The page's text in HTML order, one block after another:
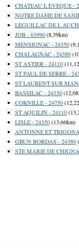
CHATEAU L EVEQUE -
NOTRE DAME DE
LEGUILLAC DE L
JOB - 63990(8,39km)
MENSIGNAC - 24350
CHALAGNAC - 24380
ST ASTIER - 24110
ST PAUL DE SERRE -
ST LAURENT SUR
BASSILAC - 24330
CORNILLE - 24750
ST AQUILIN - 24110
LISLE - 24350(13,66km)
ANTONNE ET
GRUN BORDAS - 24380
STE MARIE DE